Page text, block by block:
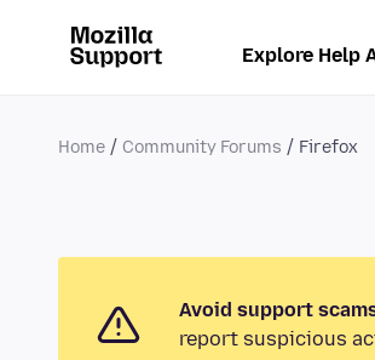
Explore Help
Home Community Forums Firefox
Avoid support
report suspicious